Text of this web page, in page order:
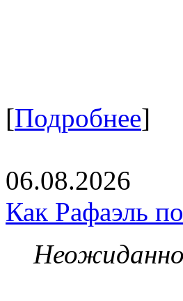
[Подробнее]
06.08.2026
Как Рафаэль